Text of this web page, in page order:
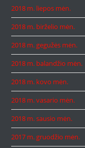
2018 m. liepos mėn.
2018 m. birželio mėn.
2018 m. gegužės mėn.
2018 m. balandžio mėn.
2018 m. kovo mėn.
2018 m. vasario mėn.
2018 m. sausio mėn.
2017 m. gruodžio mėn.